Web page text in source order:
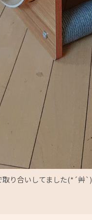
取り合いしてました(*´艸`)